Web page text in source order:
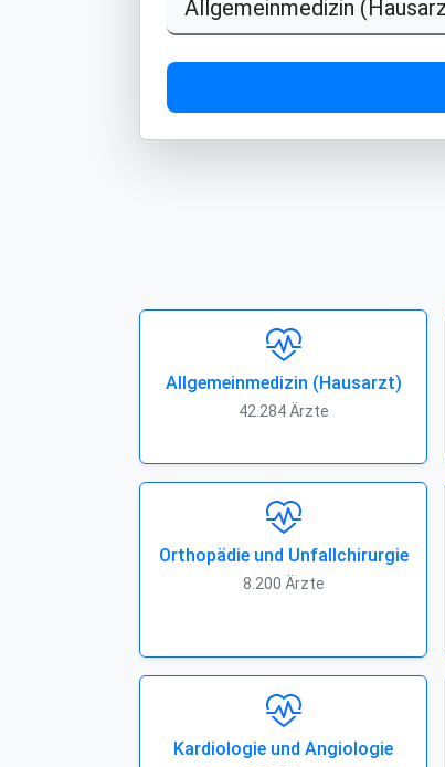
Allgemeinmedizin (Hausarzt)
42.284 Ärzte
Orthopädie und Unfallchirurgie
8.200 Ärzte
Kardiologie und Angiologie